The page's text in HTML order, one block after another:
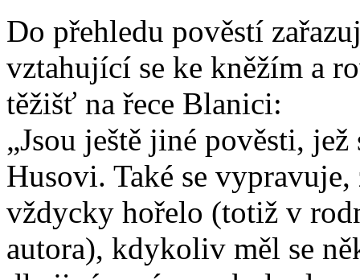
Do přehledu pověstí
vztahující se ke kněžím a
těžišť na řece Blanici:
„Jsou ještě jiné pověsti,
Husovi. Také se
vždycky hořelo (totiž v
autora), kdykoliv měl se